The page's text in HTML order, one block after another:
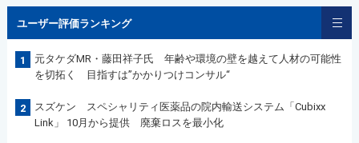
ユーザー評価ランキング
1
元タケダMR・藤田祥子氏 年齢や環境の壁を越えて人材の可能性
を切拓く 目指すは”かかりつけコンサル“
2
スズケン スペシャリティ医薬品の院内輸送システム「Cubixx
Link」 10月から提供 廃棄ロスを最小化